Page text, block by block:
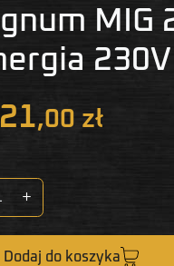
MIG
,00 zł
+
Dodaj do koszyka